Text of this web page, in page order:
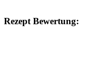
Rezept Bewertung: